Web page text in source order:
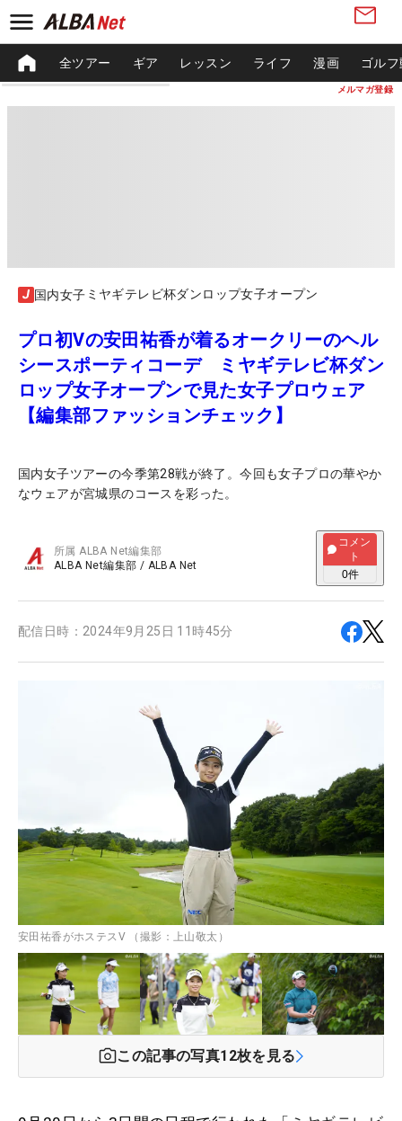
メルマガ登録
全ツアー ギア レッスン ライフ 漫画 ゴル
国内女子 ミヤギテレビ杯ダンロップ女子オープン
プロ初Vの安田祐香が着るオークリーのヘル
シースポーティコーデ ミヤギテレビ杯ダン
ロップ女子オープンで見た女子プロウェア
【編集部ファッションチェック】
国内女子ツアーの今季第28戦が終了。今回も女子プロの華やか
なウェアが宮城県のコースを彩った。
所属ALBA Net編集部
ALBA Net編集部 / ALBA Net
コメン
ト
0件
配信日時： 2024年9月25日 11時45分
安田祐香がホステスV （撮影：上山敬太）
この記事の写真12枚を見る